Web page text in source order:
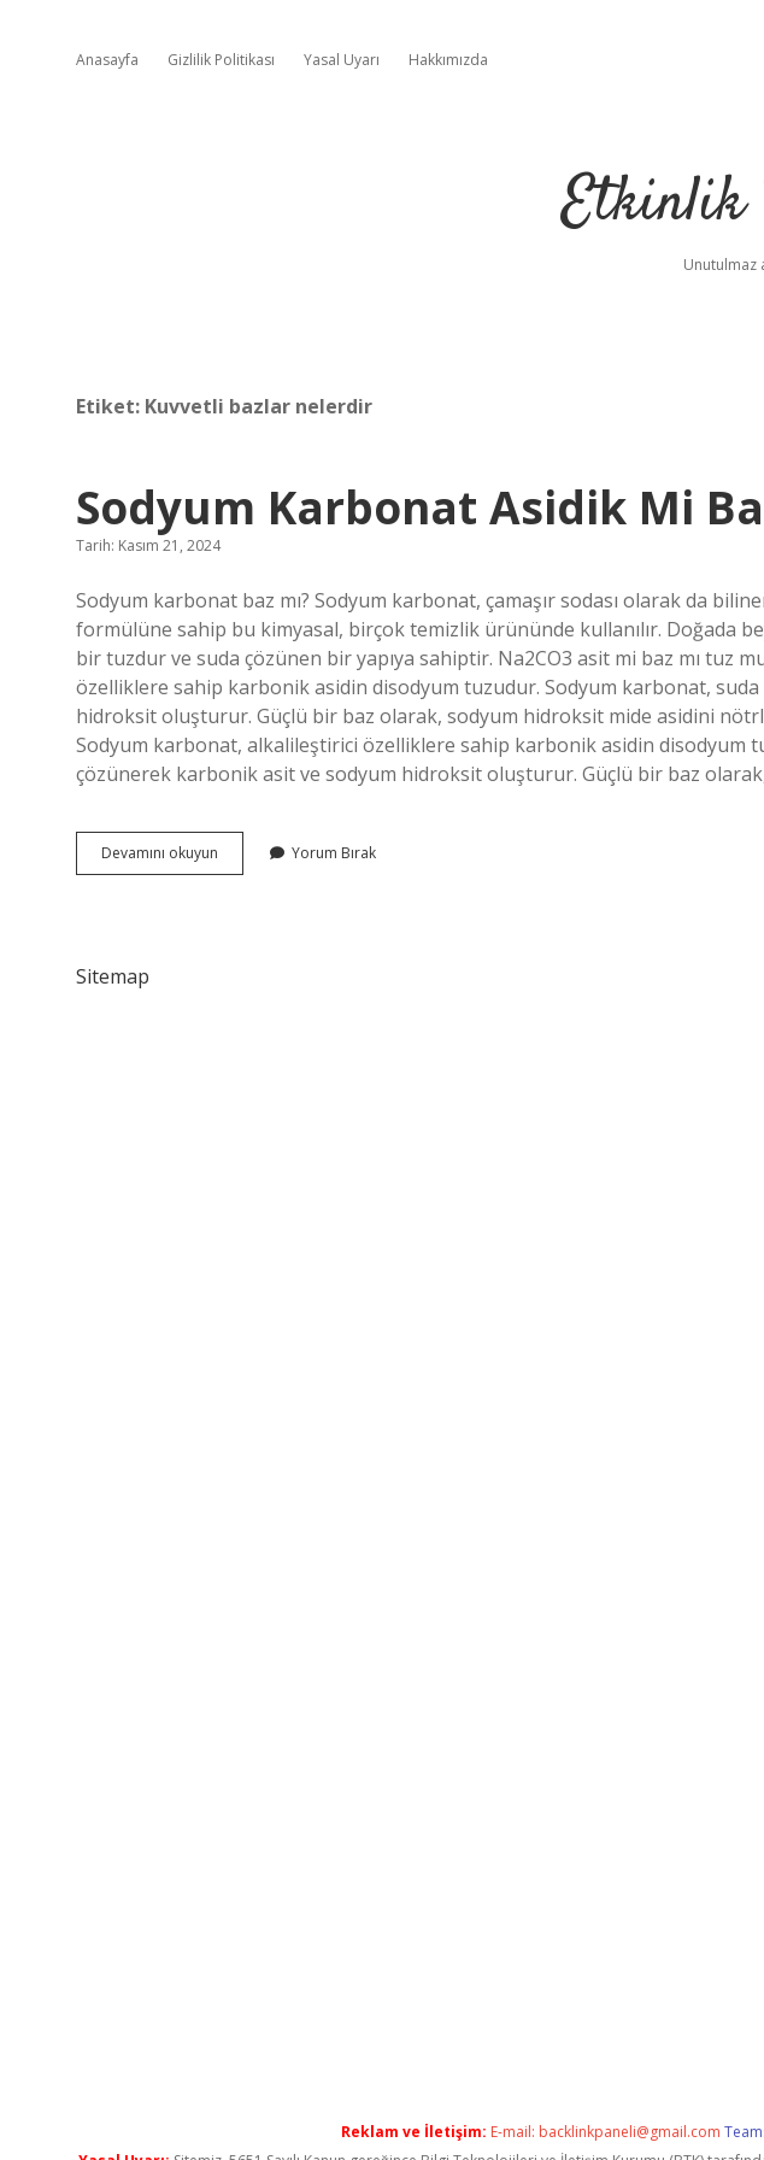
Anasayfa Gizlilik Politikası Yasal Uyarı Hakkımızda
Etkinlik
Unutulmaz
Etiket: Kuvvetli bazlar nelerdir
Sodyum Karbonat Asidik Mi
Tarih: Kasım 21, 2024
Sodyum karbonat baz mı? Sodyum karbonat, çamaşır sodası olarak da
formülüne sahip bu kimyasal, birçok temizlik ürününde kullanılır. Doğada
bir tuzdur ve suda çözünen bir yapıya sahiptir. Na2CO3 asit mi baz mı tuz
özelliklere sahip karbonik asidin disodyum tuzudur. Sodyum karbonat,
hidroksit oluşturur. Güçlü bir baz olarak, sodyum hidroksit mide asidini
Sodyum karbonat, alkalileştirici özelliklere sahip karbonik asidin disodyum
çözünerek karbonik asit ve sodyum hidroksit oluşturur. Güçlü bir baz
Devamını okuyun Sodyum
Karbonat
Yorum Bırak
Sitemap
Reklam ve İletişim: E-mail: backlinkpaneli@gmail.com